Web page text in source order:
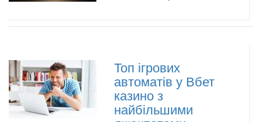
Топ ігрових
автоматів у Вбет
казино з
найбільшими